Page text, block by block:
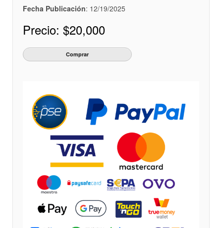
Fecha Publicación: 12/19/2025
Precio: $20,000